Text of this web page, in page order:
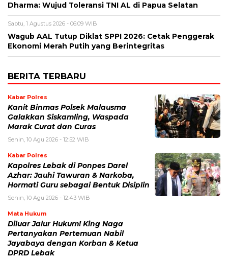
Dharma: Wujud Toleransi TNI AL di Papua Selatan
Sabtu, 1 Agustus 2026 - 06:09 WIB
Wagub AAL Tutup Diklat SPPI 2026: Cetak Penggerak
Ekonomi Merah Putih yang Berintegritas
BERITA TERBARU
Kabar Polres
Kanit Binmas Polsek Malausma
Galakkan Siskamling, Waspada
Marak Curat dan Curas
Senin, 10 Agu 2026 - 12:52 WIB
Kabar Polres
Kapolres Lebak di Ponpes Darel
Azhar: Jauhi Tawuran & Narkoba,
Hormati Guru sebagai Bentuk Disiplin
Senin, 10 Agu 2026 - 12:43 WIB
Mata Hukum
Diluar Jalur Hukum! King Naga
Pertanyakan Pertemuan Nabil
Jayabaya dengan Korban & Ketua
DPRD Lebak